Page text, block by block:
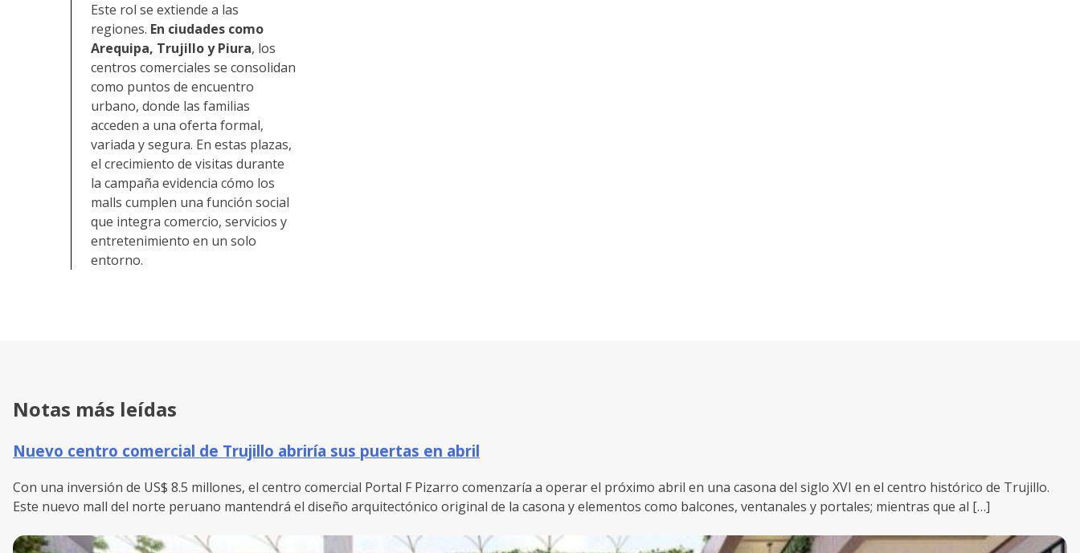
Este rol se extiende a las
regiones. En ciudades como
Arequipa, Trujillo y Piura, los
centros comerciales se consolidan
como puntos de encuentro
urbano, donde las familias
acceden a una oferta formal,
variada y segura. En estas plazas,
el crecimiento de visitas durante
la campaña evidencia cómo los
malls cumplen una función social
que integra comercio, servicios y
entretenimiento en un solo
entorno.
Notas más leídas
Nuevo centro comercial de Trujillo abriría sus puertas en abril
Con una inversión de US$ 8.5 millones, el centro comercial Portal F Pizarro comenzaría a operar el próximo abril en una casona del siglo XVI en el centro histórico de Trujillo.
Este nuevo mall del norte peruano mantendrá el diseño arquitectónico original de la casona y elementos como balcones, ventanales y portales; mientras que al […]